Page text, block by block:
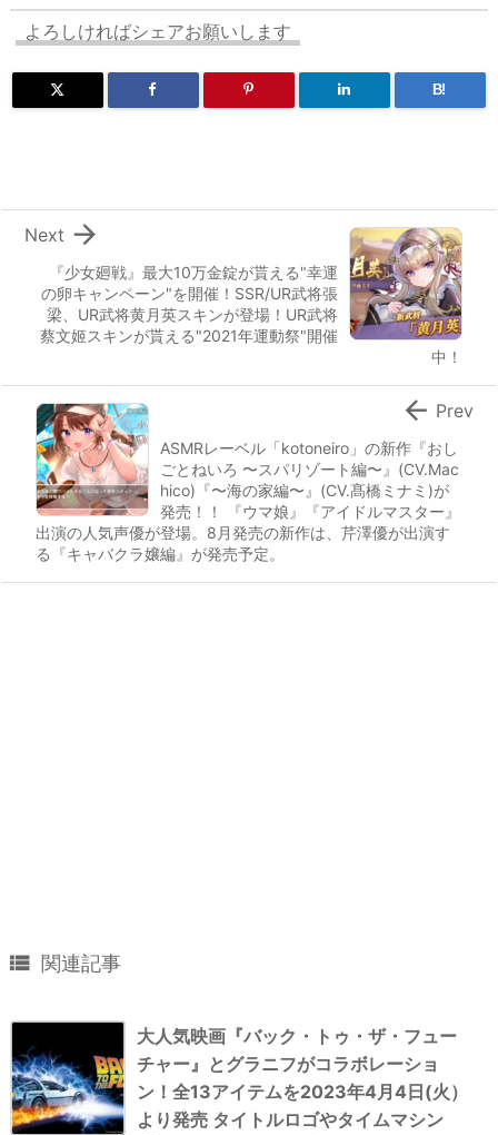
よろしければシェアお願いします
B!
『少女廻戦』最大10万金錠が貰える"幸運
の卵キャンペーン"を開催！SSR/UR武将張
梁、UR武将黄月英スキンが登場！UR武将
蔡文姬スキンが貰える"2021年運動祭"開催
中！

Next
ASMRレーベル「kotoneiro」の新作『おし
ごとねいろ 〜スパリゾート編〜』(CV.Mac
hico)『〜海の家編〜』(CV.髙橋ミナミ)が
発売！！ 『ウマ娘』『アイドルマスター』
出演の人気声優が登場。8月発売の新作は、芹澤優が出演す
る『キャバクラ嬢編』が発売予定。
 Prev
 関連記事
大人気映画『バック・トゥ・ザ・フュー
チャー』とグラニフがコラボレーショ
ン！全13アイテムを2023年4月4日(火）
より発売 タイトルロゴやタイムマシン